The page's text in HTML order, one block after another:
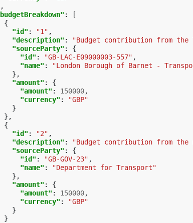
:
[
{
"id" : "1" ,
"description" : "Budget contribution from the
"sourceParty" :
{
"id" : "GB-LAC-E09000003-557" ,
"name" :
"London Borough of Barnet -
},
"amount" :
{
"amount" : 150000,
"currency" :
"GBP"
}
},
{
"id" : "2" ,
"description" : "Budget contribution from the
"sourceParty" :
{
"id" : "GB-GOV-23" ,
"name" :
"Department for Transport"
},
"amount" :
{
"amount" : 150000,
"currency" :
"GBP"
}
}